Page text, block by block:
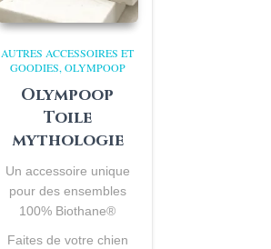
AUTRES ACCESSOIRES ET
GOODIES OLYMPOOP
Olympoop
Toile
mythologie
Un accessoire unique
pour des ensembles
100% Biothane®
Faites de votre chien